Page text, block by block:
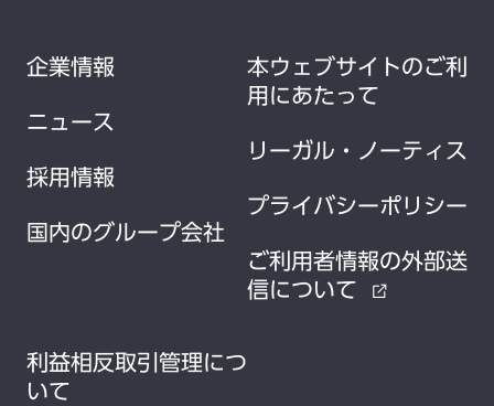
企業情報
ニュース
採用情報
国内のグループ会社
本ウェブサイトのご利
用にあたって
リーガル・ノーティス
プライバシーポリシー
ご利用者情報の外部送
信について
external_link
利益相反取引管理につ
いて